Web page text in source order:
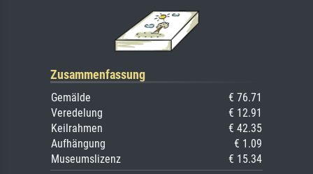
Zusammenfassung
Gemälde
€ 76.71
Veredelung
€ 12.91
Keilrahmen
€ 42.35
Aufhängung
€ 1.09
Museumslizenz
€ 15.34